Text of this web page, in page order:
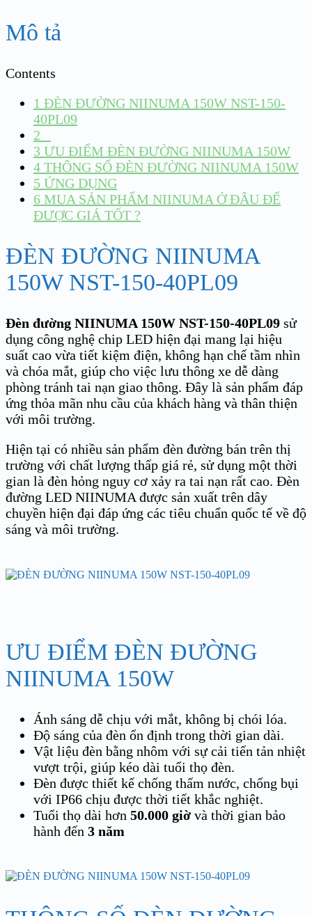
Mô tả
Contents
1 ĐÈN ĐƯỜNG NIINUMA 150W NST-150-
40PL09
2
3 ƯU ĐIỂM ĐÈN ĐƯỜNG NIINUMA 150W
4 THÔNG SỐ ĐÈN ĐƯỜNG NIINUMA 150W
5 ỨNG DỤNG
6 MUA SẢN PHẨM NIINUMA Ở ĐÂU ĐỂ
ĐƯỢC GIÁ TỐT ?
ĐÈN ĐƯỜNG NIINUMA
150W NST-150-40PL09
Đèn đường NIINUMA 150W NST-150-40PL09 sử
dụng công nghệ chip LED hiện đại mang lại hiệu
suất cao vừa tiết kiệm điện, không hạn chế tầm nhìn
và chóa mắt, giúp cho việc lưu thông xe dễ dàng
phòng tránh tai nạn giao thông. Đây là sản phẩm đáp
ứng thỏa mãn nhu cầu của khách hàng và thân thiện
với môi trường.
Hiện tại có nhiều sản phẩm đèn đường bán trên thị
trường với chất lượng thấp giá rẻ, sử dụng một thời
gian là đèn hỏng nguy cơ xảy ra tai nạn rất cao. Đèn
đường LED NIINUMA được sản xuất trên dây
chuyền hiện đại đáp ứng các tiêu chuẩn quốc tế về độ
sáng và môi trường.
ƯU ĐIỂM ĐÈN ĐƯỜNG
NIINUMA 150W
Ánh sáng dễ chịu với mắt, không bị chói lóa.
Độ sáng của đèn ổn định trong thời gian dài.
Vật liệu đèn bằng nhôm với sự cải tiến tản nhiệt
vượt trội, giúp kéo dài tuổi thọ đèn.
Đèn được thiết kế chống thấm nước, chống bụi
với IP66 chịu được thời tiết khắc nghiệt.
Tuổi thọ dài hơn 50.000 giờ và thời gian bảo
hành đến 3 năm